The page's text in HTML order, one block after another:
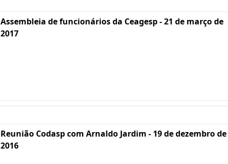
Assembleia de funcionários da Ceagesp - 21 de março de
2017
Reunião Codasp com Arnaldo Jardim - 19 de dezembro de
2016